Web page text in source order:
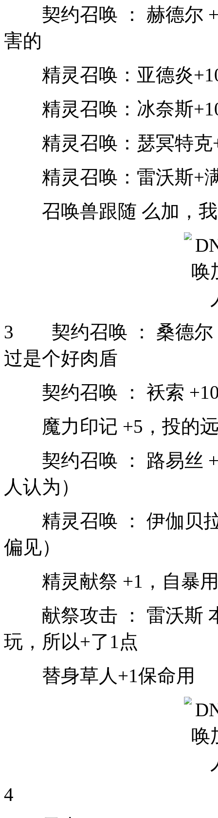
契约召唤 ： 赫德尔
害的
精灵召唤：亚德炎
精灵召唤：冰奈斯
精灵召唤：瑟冥特克
精灵召唤：雷沃斯+
召唤兽跟随 么加，我
3 契约召唤 ： 桑德尔
过是个好肉盾
契约召唤 ： 袄索 +10
魔力印记 +5，投的远
契约召唤 ： 路易丝 +
人认为）
精灵召唤 ： 伊伽贝拉
偏见）
精灵献祭 +1，自暴
献祭攻击 ： 雷沃斯
玩，所以+了1点
替身草人+1保命用
4